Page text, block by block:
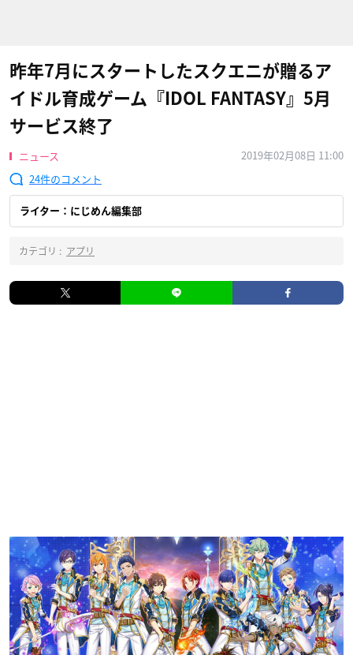
昨年7月にスタートしたスクエニが贈るア
イドル育成ゲーム『IDOL FANTASY』5月
サービス終了
ニュース
2019年02月08日 11:00
24
ライター：にじめん編集部
カテゴリ : アプリ